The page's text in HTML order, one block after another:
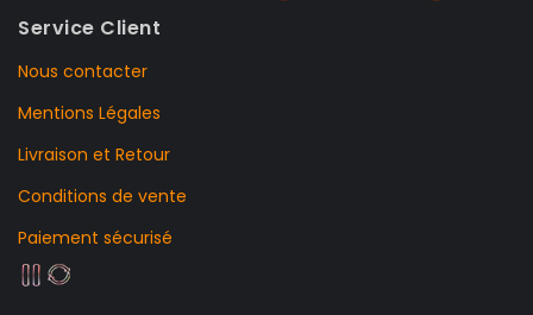
Service Client
Nous contacter
Mentions Légales
Livraison et Retour
Conditions de vente
Paiement sécurisé